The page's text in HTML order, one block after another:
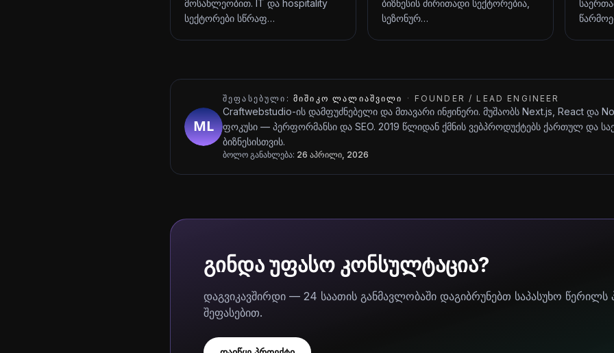
მოსახლეობით. IT და hospitality
სექტორები სწრაფ…
ბიზნესის ძირითადი სექტორებია,
სეზონურ…
ᲨᲔᲤᲐᲡᲔᲑᲣᲚᲘ: ᲛᲘᲨᲘᲙᲝ ᲚᲐᲚᲘᲐᲨᲕᲘᲚᲘ · FOUNDER / LEAD ENGINEER
Craftwebstudio-ის დამფუძნებელი და მთავარი ინჟინერი. მუშაობს Next.js, React და
ფოკუსი — პერფორმანსი და SEO. 2019 წლიდან ქმნის ვებპროდუქტებს ქართულ და
ბიზნესისთვის.
ბოლო განახლება: 26 აპრილი, 2026
გინდა უფასო კონსულტაცია?
დაგვიკავშირდი — 24 საათის განმავლობაში დაგიბრუნებთ საპასუხო წერილს
შეფასებით.